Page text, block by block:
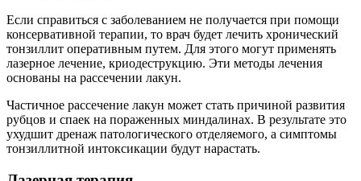
Если справиться с заболеванием не получается при помощи
консервативной терапии, то врач будет лечить хронический
тонзиллит оперативным путем. Для этого могут применять
лазерное лечение, криодеструкцию. Эти методы лечения
основаны на рассечении лакун.
Частичное рассечение лакун может стать причиной развития
рубцов и спаек на пораженных миндалинах. В результате это
ухудшит дренаж патологического отделяемого, а симптомы
тонзиллитной интоксикации будут нарастать.